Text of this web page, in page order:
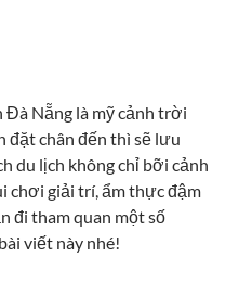
Đà Nẵng là mỹ cảnh trời
đặt chân đến thì sẽ lưu
du lịch không chỉ bỡi cảnh
chơi giải trí, ẩm thực đậm
đi tham quan một số
viết này nhé!